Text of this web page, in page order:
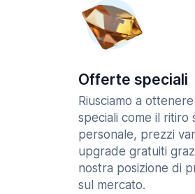
Offerte speciali
Riusciamo a
speciali come il ritiro
personale, prezzi
upgrade gratuiti
nostra posizione di
sul mercato.